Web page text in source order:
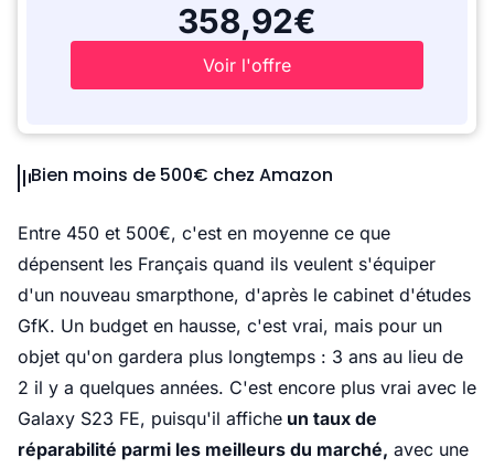
358,92€
Voir l'offre
Bien moins de 500€ chez Amazon
Entre 450 et 500€, c'est en moyenne ce que
dépensent les Français quand ils veulent s'équiper
d'un nouveau smarpthone, d'après le cabinet d'études
GfK. Un budget en hausse, c'est vrai, mais pour un
objet qu'on gardera plus longtemps : 3 ans au lieu de
2 il y a quelques années. C'est encore plus vrai avec le
Galaxy S23 FE, puisqu'il affiche un taux de
réparabilité parmi les meilleurs du marché, avec une